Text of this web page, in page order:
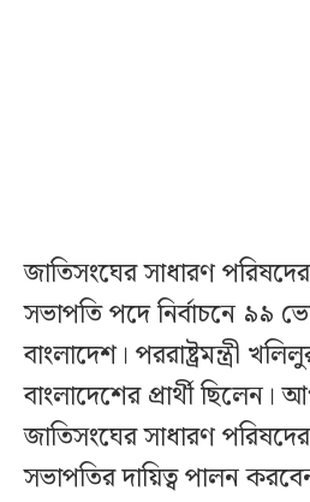
জাতিসংঘের সাধারণ
সভাপতি পদে নির্বাচনে ৯৯
বাংলাদেশ। পররাষ্ট্রমন্ত্রী
বাংলাদেশের প্রার্থী
জাতিসংঘের সাধারণ
সভাপতির দায়িত্ব পালন